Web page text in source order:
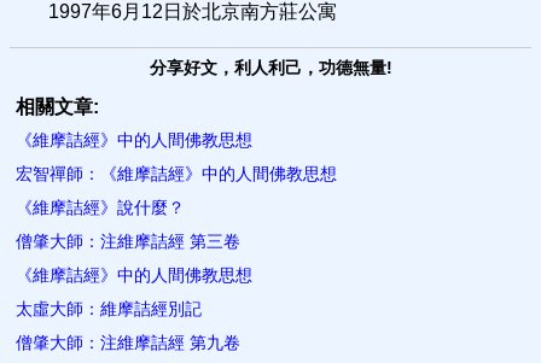
1997年6月12日於北京南方莊公寓
分享好文，利人利己，功德無量!
相關文章:
《維摩詰經》中的人間佛教思想
宏智禪師：《維摩詰經》中的人間佛教思想
《維摩詰經》說什麼？
僧肇大師：注維摩詰經 第三卷
《維摩詰經》中的人間佛教思想
太虛大師：維摩詰經別記
僧肇大師：注維摩詰經 第九卷